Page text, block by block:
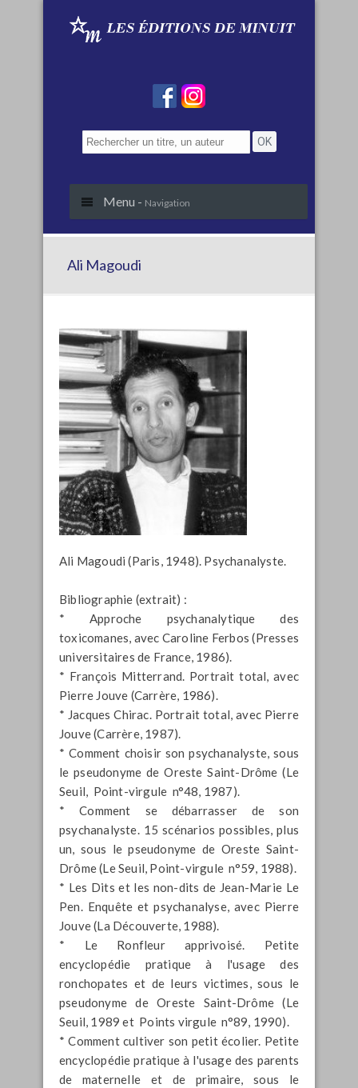
Menu - Navigation
Ali Magoudi
Ali Magoudi (Paris, 1948). Psychanalyste.
Bibliographie (extrait) :
* Approche psychanalytique des
toxicomanes, avec Caroline Ferbos (Presses
universitaires de France, 1986).
* François Mitterrand. Portrait total, avec
Pierre Jouve (Carrère, 1986).
* Jacques Chirac. Portrait total, avec Pierre
Jouve (Carrère, 1987).
* Comment choisir son psychanalyste, sous
le pseudonyme de Oreste Saint-Drôme (Le
Seuil, Point-virgule n°48, 1987).
* Comment se débarrasser de son
psychanalyste. 15 scénarios possibles, plus
un, sous le pseudonyme de Oreste Saint-
Drôme (Le Seuil, Point-virgule n°59, 1988).
* Les Dits et les non-dits de Jean-Marie Le
Pen. Enquête et psychanalyse, avec Pierre
Jouve (La Découverte, 1988).
* Le Ronfleur apprivoisé. Petite
encyclopédie pratique à l'usage des
ronchopates et de leurs victimes, sous le
pseudonyme de Oreste Saint-Drôme (Le
Seuil, 1989 et Points virgule n°89, 1990).
* Comment cultiver son petit écolier. Petite
encyclopédie pratique à l'usage des parents
de maternelle et de primaire, sous le